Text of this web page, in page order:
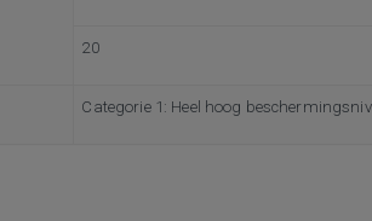
20
Categorie 1: Heel hoog